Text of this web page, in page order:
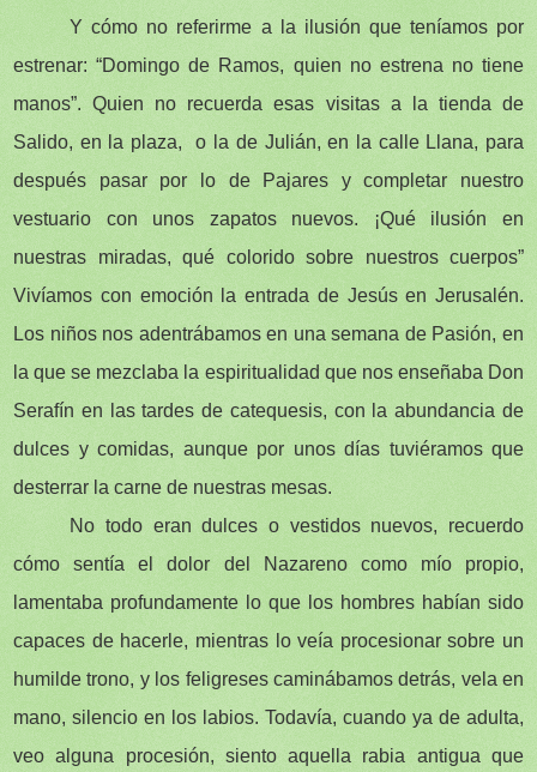
Y cómo no referirme a la ilusión que teníamos por
estrenar: “Domingo de Ramos, quien no estrena no tiene
manos”. Quien no recuerda esas visitas a la tienda de
Salido, en la plaza, o la de Julián, en la calle Llana, para
después pasar por lo de Pajares y completar nuestro
vestuario con unos zapatos nuevos. ¡Qué ilusión en
nuestras miradas, qué colorido sobre nuestros cuerpos”
Vivíamos con emoción la entrada de Jesús en Jerusalén.
Los niños nos adentrábamos en una semana de Pasión, en
la que se mezclaba la espiritualidad que nos enseñaba Don
Serafín en las tardes de catequesis, con la abundancia de
dulces y comidas, aunque por unos días tuviéramos que
desterrar la carne de nuestras mesas.
No todo eran dulces o vestidos nuevos, recuerdo
cómo sentía el dolor del Nazareno como mío propio,
lamentaba profundamente lo que los hombres habían sido
capaces de hacerle, mientras lo veía procesionar sobre un
humilde trono, y los feligreses caminábamos detrás, vela en
mano, silencio en los labios. Todavía, cuando ya de adulta,
veo alguna procesión, siento aquella rabia antigua que